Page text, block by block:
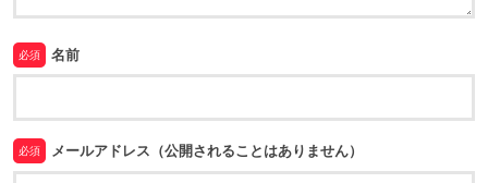
必須 名前
必須 メールアドレス（公開されることはありません）